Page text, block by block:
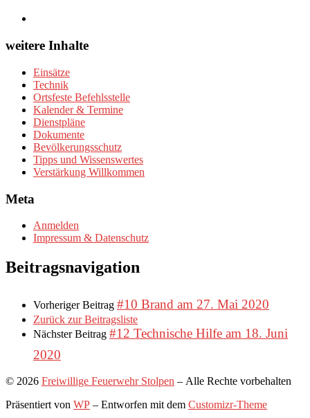
weitere Inhalte
Einsätze
Technik
Ortsfeste Befehlsstelle
Kalender & Termine
Dienstpläne
Dokumente
Bevölkerungsschutz
Tipps und Wissenswertes
Verstärkung Willkommen
Meta
Anmelden
Impressum & Datenschutz
Beitragsnavigation
Vorheriger Beitrag #10 Brand am 27. Mai 2020
Zurück zur Beitragsliste
Nächster Beitrag #12 Technische Hilfe am 18. Juni
2020
© 2026 Freiwillige Feuerwehr Stolpen – Alle Rechte vorbehalten
Präsentiert von WP – Entworfen mit dem Customizr-Theme